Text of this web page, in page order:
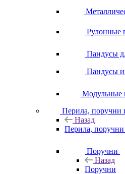
Рулонные
Пандусы
Пандусы
Модульные
Перила, поручни
Назад
Перила,
Поручни
Назад
Поручни